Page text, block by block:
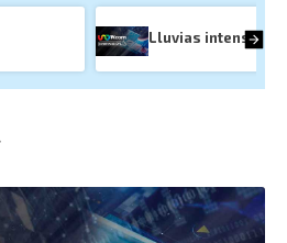
Lluvias intensas: